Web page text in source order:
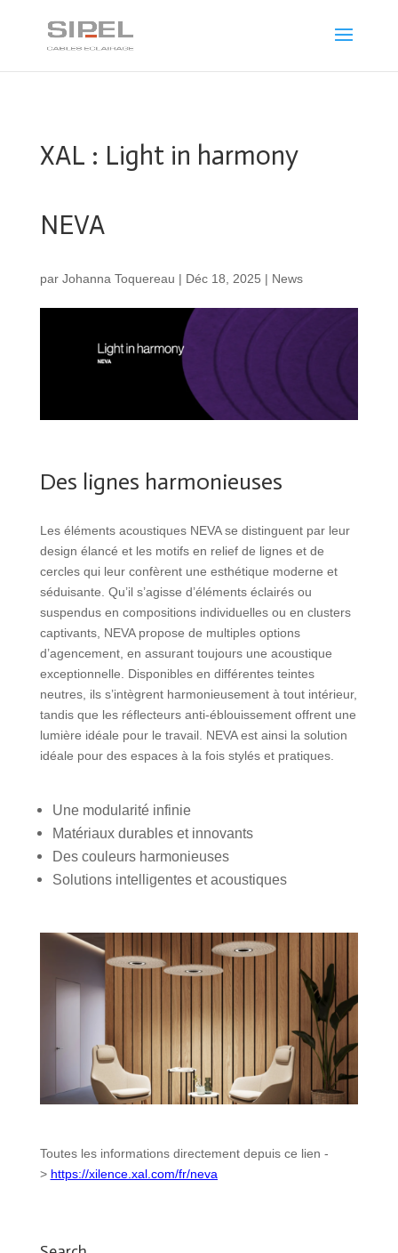
XAL : Light in harmony
NEVA
par Johanna Toquereau | Déc 18, 2025 | News
Des lignes harmonieuses
Les éléments acoustiques NEVA se distinguent par leur
design élancé et les motifs en relief de lignes et de
cercles qui leur confèrent une esthétique moderne et
séduisante. Qu’il s’agisse d’éléments éclairés ou
suspendus en compositions individuelles ou en clusters
captivants, NEVA propose de multiples options
d’agencement, en assurant toujours une acoustique
exceptionnelle. Disponibles en différentes teintes
neutres, ils s’intègrent harmonieusement à tout intérieur,
tandis que les réflecteurs anti-éblouissement offrent une
lumière idéale pour le travail. NEVA est ainsi la solution
idéale pour des espaces à la fois stylés et pratiques.
Une modularité infinie
Matériaux durables et innovants
Des couleurs harmonieuses
Solutions intelligentes et acoustiques
Toutes les informations directement depuis ce lien -
> https://xilence.xal.com/fr/neva